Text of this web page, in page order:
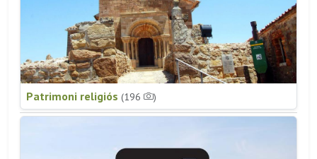
Patrimoni religiós (196 )